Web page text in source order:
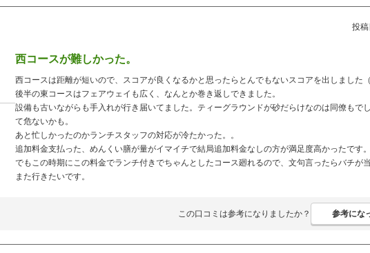
投
西コースが難しかった。
西コースは距離が短いので、スコアが良くなるかと思ったらとんでもないスコアを出しました（
後半の東コースはフェアウェイも広く、なんとか巻き返しできました。
設備も古いながらも手入れが行き届いてました。ティーグラウンドが砂だらけなのは同僚もで
て危ないかも。
あと忙しかったのかランチスタッフの対応が冷たかった。。
追加料金支払った、めんくい膳が量がイマイチで結局追加料金なしの方が満足度高かったです。
でもこの時期にこの料金でランチ付きでちゃんとしたコース廻れるので、文句言ったらバチが当
また行きたいです。
この口コミは参考になりましたか？ 参考にな